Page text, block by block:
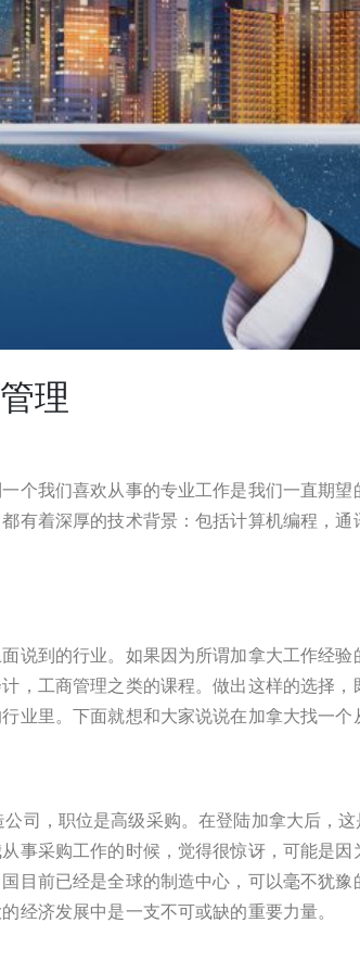
理
个我们喜欢从事的专业工作是我们一直期
有着深厚的技术背景：包括计算机编程，
说到的行业。如果因为所谓加拿大工作经
，工商管理之类的课程。做出这样的选择
业里。下面就想和大家说说在加拿大找一
司，职位是高级采购。在登陆加拿大后，
事采购工作的时候，觉得很惊讶，可能是
目前已经是全球的制造中心，可以毫不犹
经济发展中是一支不可或缺的重要力量。